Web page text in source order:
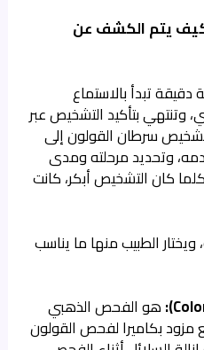
يتم الكشف عن
تبدأ بالاستماع
وتنتهي بتأكيد التشخيص عبر
سرطان القولون إلى
وتحديد مرحلته ومدى
وكلما كان التشخيص أبكر، كانت
الطبيب منها ما يناسب
هو الفحص الذهبي
مزود بكاميرا لفحص القولون